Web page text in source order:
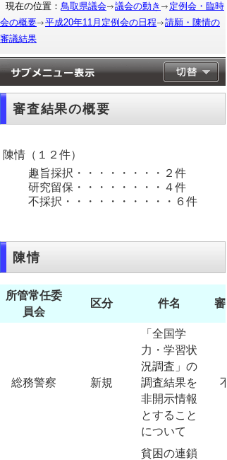
現在の位置： 鳥取県議会 議会の動き
定例会・臨時
会の概要
平成20年11月定例会の日程
請願・陳情の
審議結果
審査結果の概要
陳情（１２件）
趣旨採択・・・・・・・・２件
研究留保・・・・・・・・４件
不採択・・・・・・・・・・６件
陳情
所管常任委
員会
区分 件名 審
総務警察 新規
「全国学
力・学習状
況調査」の
調査結果を
非開示情報
とすること
について
貧困の連鎖